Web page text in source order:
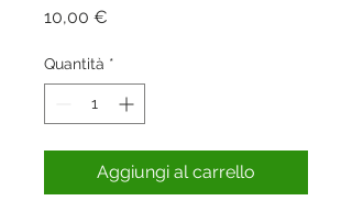
10,00 €
Quantità *
Aggiungi al carrello